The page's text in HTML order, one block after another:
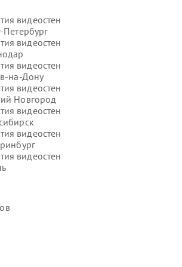
видеостен
Петербург
видеостен
видеостен
на-Дону
видеостен
Новгород
видеостен
видеостен
видеостен
видеостен
видеостен
видеостен
видеостен